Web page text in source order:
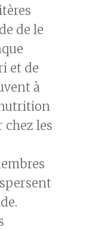
de le
et de
à
chez les